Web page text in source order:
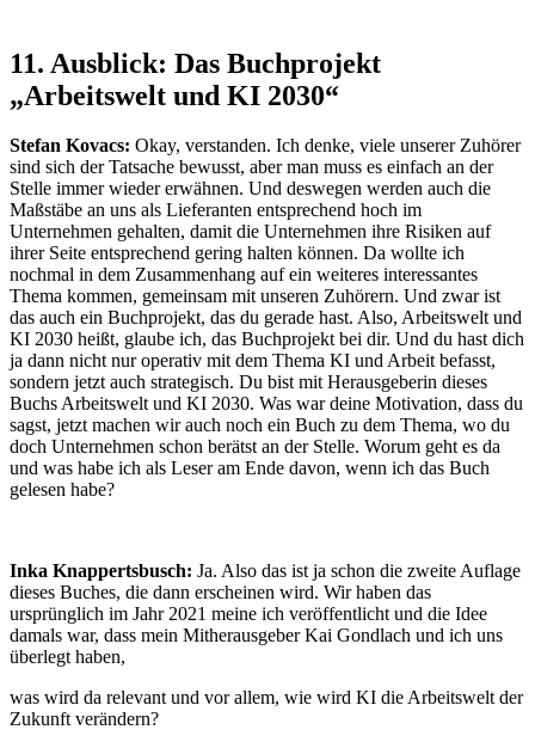
11. Ausblick: Das Buchprojekt
„Arbeitswelt und KI 2030“
Stefan Kovacs: Okay, verstanden. Ich denke, viele unserer Zuhörer
sind sich der Tatsache bewusst, aber man muss es einfach an der
Stelle immer wieder erwähnen. Und deswegen werden auch die
Maßstäbe an uns als Lieferanten entsprechend hoch im
Unternehmen gehalten, damit die Unternehmen ihre Risiken auf
ihrer Seite entsprechend gering halten können. Da wollte ich
nochmal in dem Zusammenhang auf ein weiteres interessantes
Thema kommen, gemeinsam mit unseren Zuhörern. Und zwar ist
das auch ein Buchprojekt, das du gerade hast. Also, Arbeitswelt und
KI 2030 heißt, glaube ich, das Buchprojekt bei dir. Und du hast dich
ja dann nicht nur operativ mit dem Thema KI und Arbeit befasst,
sondern jetzt auch strategisch. Du bist mit Herausgeberin dieses
Buchs Arbeitswelt und KI 2030. Was war deine Motivation, dass du
sagst, jetzt machen wir auch noch ein Buch zu dem Thema, wo du
doch Unternehmen schon berätst an der Stelle. Worum geht es da
und was habe ich als Leser am Ende davon, wenn ich das Buch
gelesen habe?
Inka Knappertsbusch: Ja. Also das ist ja schon die zweite Auflage
dieses Buches, die dann erscheinen wird. Wir haben das
ursprünglich im Jahr 2021 meine ich veröffentlicht und die Idee
damals war, dass mein Mitherausgeber Kai Gondlach und ich uns
überlegt haben,
was wird da relevant und vor allem, wie wird KI die Arbeitswelt der
Zukunft verändern?